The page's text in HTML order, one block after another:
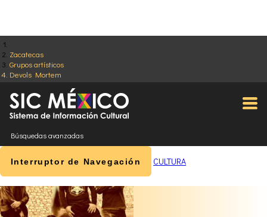
Zacatecas
Grupos artísticos
Devols Mortem
Búsquedas avanzadas
Interruptor de Navegación CULTURA